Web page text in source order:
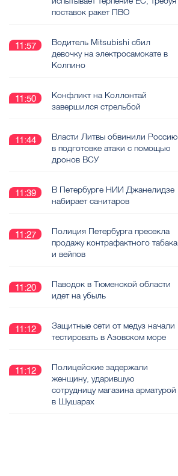
поставок ракет ПВО
11:57
Водитель Mitsubishi сбил
девочку на электросамокате в
Колпино
11:50
Конфликт на Коллонтай
завершился стрельбой
11:44
Власти Литвы обвинили Россию
в подготовке атаки с помощью
дронов ВСУ
11:39
В Петербурге НИИ Джанелидзе
набирает санитаров
11:27
Полиция Петербурга пресекла
продажу контрафактного табака
и вейпов
11:20
Паводок в Тюменской области
идет на убыль
11:12
Защитные сети от медуз начали
тестировать в Азовском море
11:12
Полицейские задержали
женщину, ударившую
сотрудницу магазина арматурой
в Шушарах